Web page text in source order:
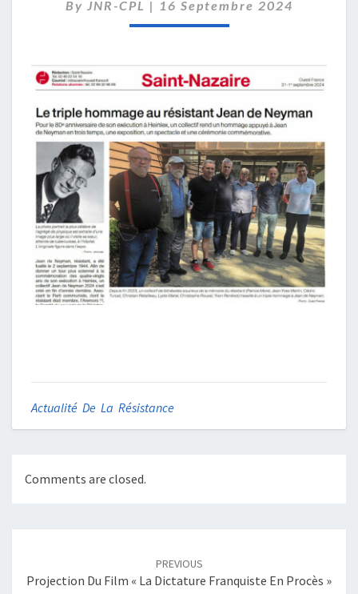
By JNR-CPL | 16 Septembre 2024
Actualité De La Résistance
Comments are closed.
PREVIOUS
Projection Du Film « La Dictature Franquiste En Procès »